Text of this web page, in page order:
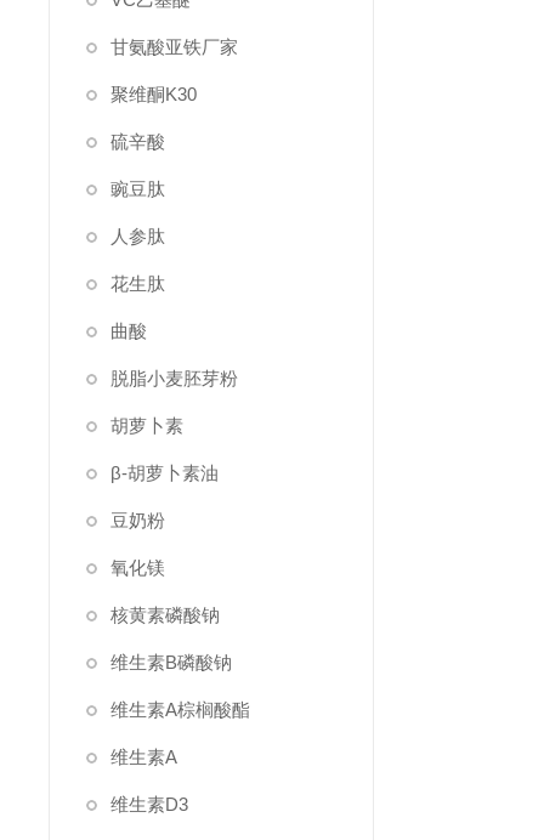
甘氨酸亚铁厂家
聚维酮K30
硫辛酸
豌豆肽
人参肽
花生肽
曲酸
脱脂小麦胚芽粉
胡萝卜素
β-胡萝卜素油
豆奶粉
氧化镁
核黄素磷酸钠
维生素B磷酸钠
维生素A棕榈酸酯
维生素A
维生素D3